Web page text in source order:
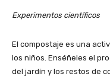
Experimentos científicos
El compostaje es una
los niños. Enséñeles el
del jardín y los restos de